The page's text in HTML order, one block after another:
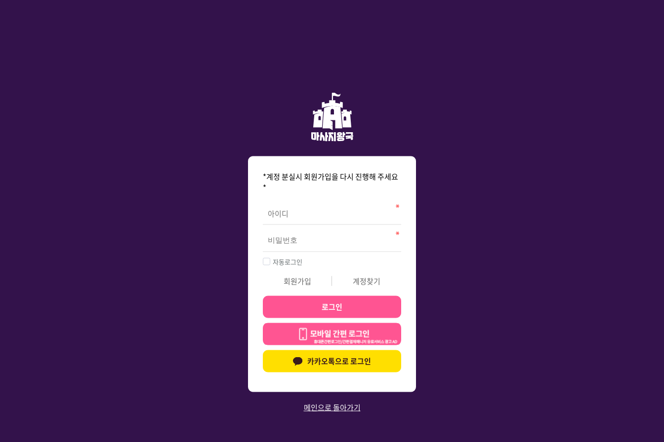
*계정 분실시 회원가입을 다시 진행해 주세요
*
자동로그인
회원가입 계정찾기
로그인
카카오톡으로 로그인
메인으로 돌아가기